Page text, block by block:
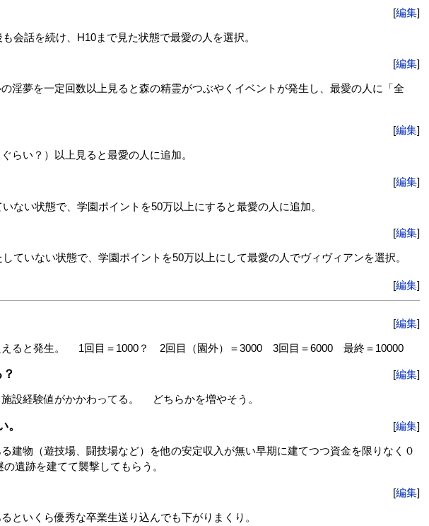
[編集]
会話を続け、H10まで見た状態で最愛の人を選択。
[編集]
淫夢を一定回数以上見ると森の精霊がつぶやくイベントが発生し、最愛の人に「全
[編集]
らい？）以上見ると最愛の人に追加。
[編集]
ない状態で、学園ポイントを50万以上にすると最愛の人に追加。
[編集]
ていない状態で、学園ポイントを50万以上にして最愛の人でヴィヴィアンを選択。
[編集]
[編集]
えると発生。 1回目＝1000？ 2回目（園外）＝3000 3回目＝6000 最終＝10000
[編集]
設経験値がかかわってる。 どちらかを増やそう。
[編集]
。
建物（遊技場、闘技場など）を他の安定収入が無い早期に建てつつ資金を限りなく０
遺跡を建てて襲撃してもらう。
[編集]
といくら優秀な卒業生送り込んでも下がりまくり。